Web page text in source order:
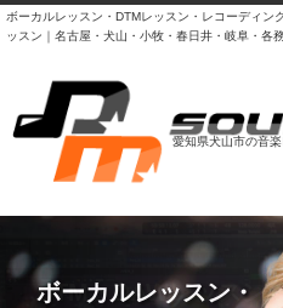
ボーカルレッスン・DTMレッスン・レコーディン
ッスン｜名古屋・犬山・小牧・春日井・岐阜・各
愛知県犬山市の音
DTM・DAWレッスン
ボーカルレッスン・